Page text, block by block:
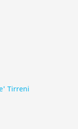
Tirreni